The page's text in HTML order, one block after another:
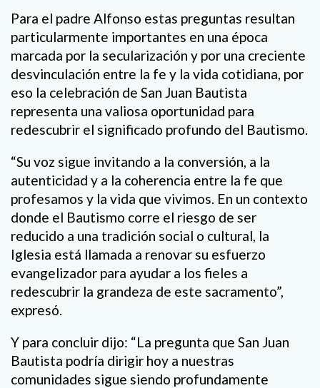
Para el padre Alfonso estas preguntas resultan
particularmente importantes en una época
marcada por la secularización y por una creciente
desvinculación entre la fe y la vida cotidiana, por
eso la celebración de San Juan Bautista
representa una valiosa oportunidad para
redescubrir el significado profundo del Bautismo.
“Su voz sigue invitando a la conversión, a la
autenticidad y a la coherencia entre la fe que
profesamos y la vida que vivimos. En un contexto
donde el Bautismo corre el riesgo de ser
reducido a una tradición social o cultural, la
Iglesia está llamada a renovar su esfuerzo
evangelizador para ayudar a los fieles a
redescubrir la grandeza de este sacramento”,
expresó.
Y para concluir dijo: “La pregunta que San Juan
Bautista podría dirigir hoy a nuestras
comunidades sigue siendo profundamente